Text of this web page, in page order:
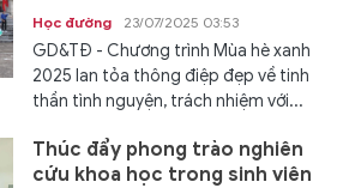
Học đường 23/07/2025 03:53
GD&TĐ - Chương trình Mùa hè xanh
2025 lan tỏa thông điệp đẹp về tinh
thần tình nguyện, trách nhiệm với...
Thúc đẩy phong trào nghiên
cứu khoa học trong sinh viên